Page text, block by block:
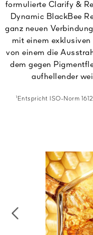
formulierte Clarify &
Dynamic BlackBee
ganz neuen
mit einem
von einem die
dem gegen
aufhellender
¹Entspricht ISO-Norm